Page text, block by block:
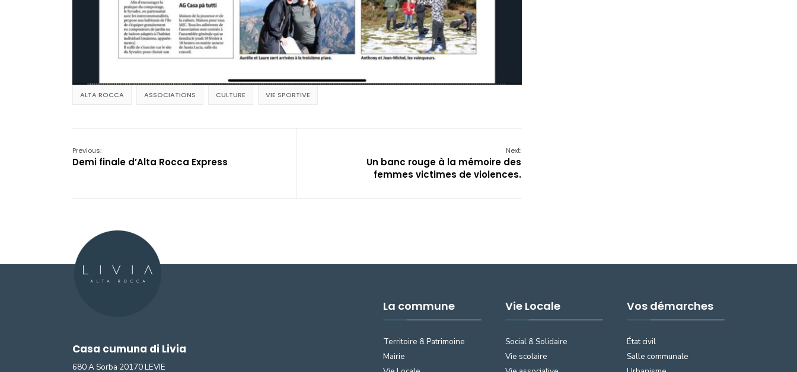
ALTA ROCCA ASSOCIATIONS CULTURE VIE SPORTIVE
Previous:
Demi finale d’Alta Rocca Express
Next:
Un banc rouge à la mémoire des
femmes victimes de violences.
Casa cumuna di Livia
680 A Sorba 20170 LEVIE
La commune
Territoire & Patrimoine
Mairie
Vie Locale
Social & Solidaire
Vie scolaire
Vos démarches
État civil
Salle communale